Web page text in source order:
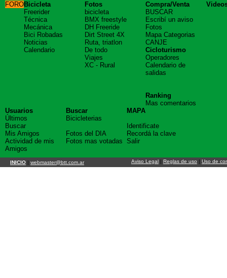
FOROBicicleta
Freerider
Técnica
Mecánica
Bici Robadas
Noticias
Calendario
Fotos
bicicleta
BMX freestyle
DH Freeride
Dirt Street 4X
Ruta, triatlon
De todo
Viajes
XC - Rural
Compra/Venta
BUSCAR
Escribí un aviso
Fotos
Mapa Categorias
CANJE
Cicloturismo
Operadores
Calendario de
salidas
Ranking
Mas comentarios
Usuarios
Últimos
Buscar
Mis Amigos
Actividad de mis
Amigos
Buscar
Bicicleterias
Fotos del DIA
Fotos mas votadas
MAPA
Identificate
Recordá la clave
Salir
INICIO | webmaster@btt.com.ar Aviso Legal | Reglas de uso | Uso de